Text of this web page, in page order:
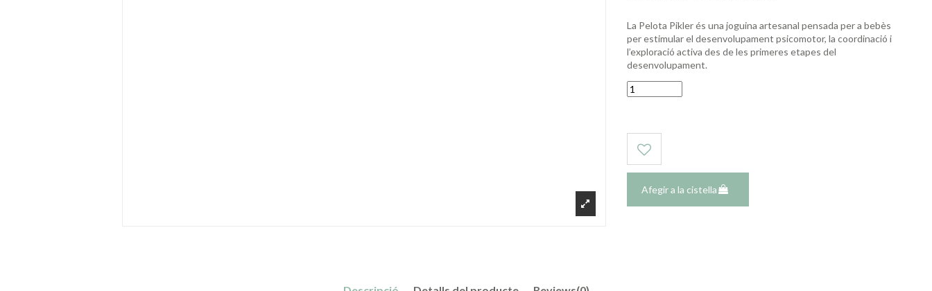
La Pelota Pikler és una joguina artesanal pensada per a bebès
per estimular el desenvolupament psicomotor, la coordinació i
l’exploració activa des de les primeres etapes del
desenvolupament.
Afegir a la cistella